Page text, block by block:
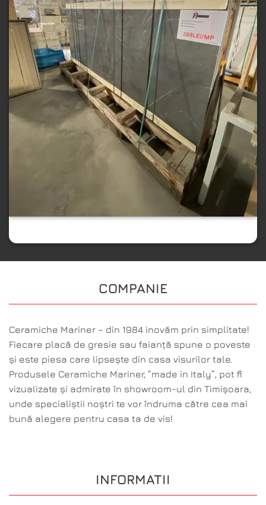
COMPANIE
Ceramiche Mariner – din 1984 inovăm prin simplitate!
Fiecare placă de gresie sau faianță spune o poveste
și este piesa care lipsește din casa visurilor tale.
Produsele Ceramiche Mariner, ”made in Italy”, pot fi
vizualizate și admirate în showroom-ul din Timișoara,
unde specialiștii noștri te vor îndruma către cea mai
bună alegere pentru casa ta de vis!
INFORMATII